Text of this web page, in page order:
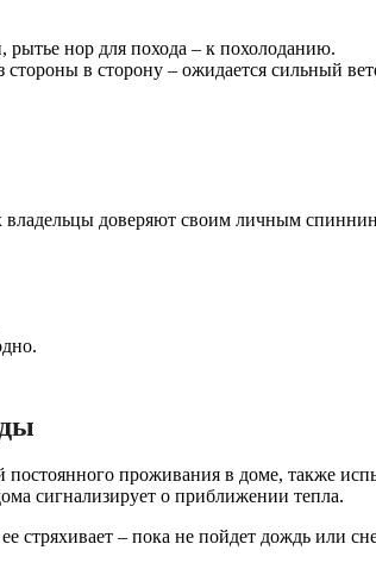
нор для похода – к похолоданию.
в сторону – ожидается сильный
доверяют своим личным
проживания в доме, также
сигнализирует о приближении тепла.
стряхивает – пока не пойдет дождь или